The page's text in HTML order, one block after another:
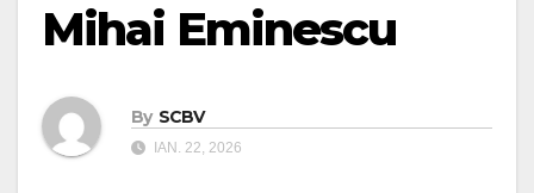
Mihai Eminescu
By SCBV
IAN. 22, 2026